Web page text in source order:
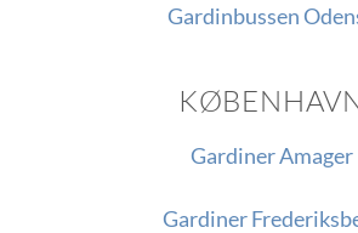
Gardinbussen
Gardiner Amager
Gardiner